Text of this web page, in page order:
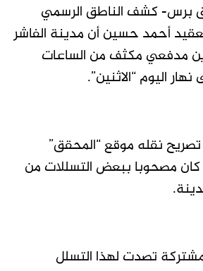
برس- كشف الناطق الرسمي
أحمد حسين أن مدينة الفاشر
مدفعي مكثف من الساعات
اليوم “الاثنين”.
نقله موقع “المحقق”
كان مصحوبا ببعض التسللات من
تصدت لهذا التسلل